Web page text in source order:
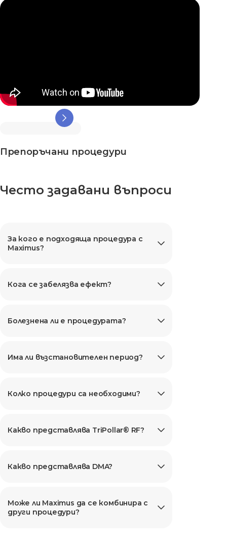
Препоръчани процедури
Често задавани въпроси
За кого е подходяща процедура с
Maximus?
Кога се забелязва ефект?
Болезнена ли е процедурата?
Има ли възстановителен период?
Колко процедури са необходими?
Какво представлява TriPollar® RF?
Какво представлява DMA?
Може ли Maximus да се комбинира с
други процедури?